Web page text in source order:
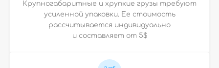
Крупногабаритные и хрупкие грузы требуют
усиленной упаковки. Ее стоимость
рассчитывается индивидуально
и составляет от 5$